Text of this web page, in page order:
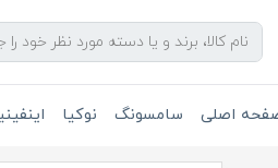
اصلی سامسونگ نوکیا